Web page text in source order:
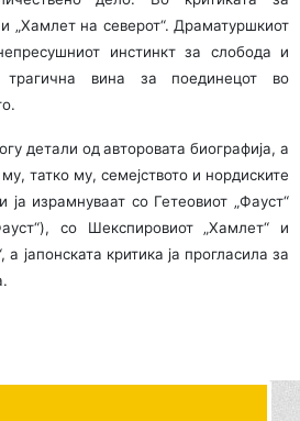
„Хамлет на северот“. Драматуршкиот
инстинкт за слобода и
трагична вина за поединецот во
детали од авторовата биографија, а
татко му, семејството и нордиските
ја израмнуваат со Гетеовиот „Фауст“
со Шекспировиот „Хамлет“ и
јапонската критика ја прогласила за